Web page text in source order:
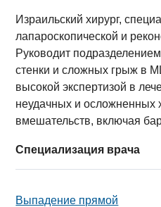
Израильский хирург,
лапароскопической и
Руководит
стенки и сложных грыж в
высокой экспертизой в
неудачных и осложненных
вмешательств, включая
Специализация врача
Выпадение прямой